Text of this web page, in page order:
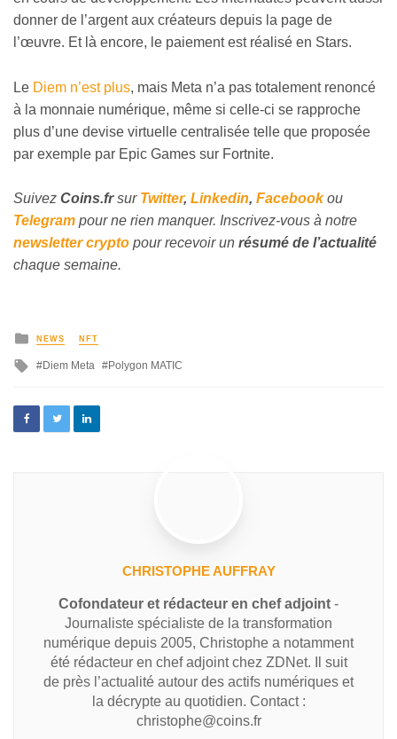
donner de l’argent aux créateurs depuis la page de
l’œuvre. Et là encore, le paiement est réalisé en Stars.
Le Diem n’est plus, mais Meta n’a pas totalement renoncé
à la monnaie numérique, même si celle-ci se rapproche
plus d’une devise virtuelle centralisée telle que proposée
par exemple par Epic Games sur Fortnite.
Suivez Coins.frsur Twitter, Linkedin, Facebookou
Telegram pour ne rien manquer. Inscrivez-vous à notre
newsletter crypto pour recevoir un résumé de l’actualité
chaque semaine.
NEWS NFT
Diem Meta Polygon MATIC
CHRISTOPHE AUFFRAY
Cofondateur et rédacteur en chef adjoint -
Journaliste spécialiste de la transformation
numérique depuis 2005, Christophe a notamment
été rédacteur en chef adjoint chez ZDNet. Il suit
de près l’actualité autour des actifs numériques et
la décrypte au quotidien. Contact :
christophe@coins.fr